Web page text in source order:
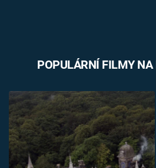
POPULÁRNÍ FILMY